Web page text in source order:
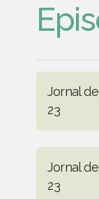
Jornal
23
Jornal
23